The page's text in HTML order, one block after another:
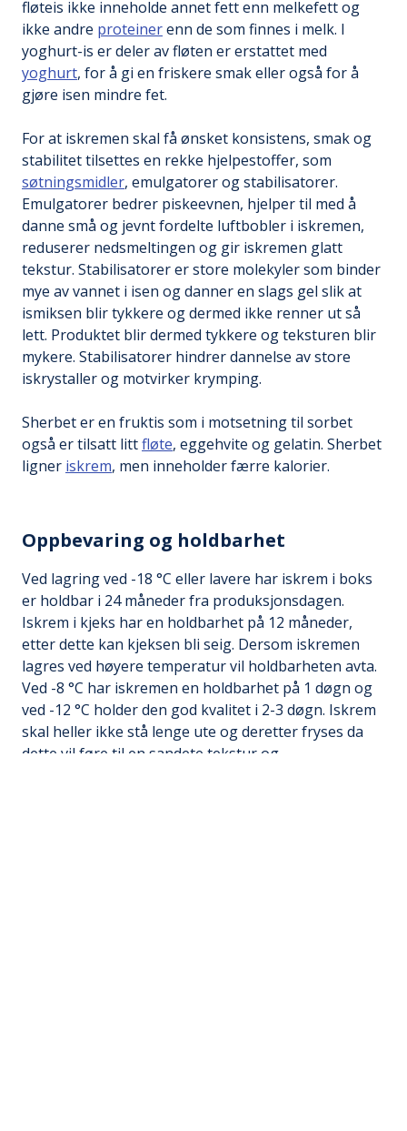
fløteis ikke inneholde annet fett enn melkefett og
ikke andre proteinerenn de som finnes i melk. I
yoghurt-is er deler av fløten er erstattet med
yoghurt, for å gi en friskere smak eller også for å
gjøre isen mindre fet.
For at iskremen skal få ønsket konsistens, smak og
stabilitet tilsettes en rekke hjelpestoffer, som
søtningsmidler, emulgatorer og stabilisatorer.
Emulgatorer bedrer piskeevnen, hjelper til med å
danne små og jevnt fordelte luftbobler i iskremen,
reduserer nedsmeltingen og gir iskremen glatt
tekstur. Stabilisatorer er store molekyler som binder
mye av vannet i isen og danner en slags gel slik at
ismiksen blir tykkere og dermed ikke renner ut så
lett. Produktet blir dermed tykkere og teksturen blir
mykere. Stabilisatorer hindrer dannelse av store
iskrystaller og motvirker krymping.
Sherbet er en fruktis som i motsetning til sorbet
også er tilsatt littfløte, eggehvite og gelatin. Sherbet
ligner iskrem, men inneholder færre kalorier.
Oppbevaring og holdbarhet
Ved lagring ved -18 °C eller lavere har iskrem i boks
er holdbar i 24 måneder fra produksjonsdagen.
Iskrem i kjeks har en holdbarhet på 12 måneder,
etter dette kan kjeksen bli seig. Dersom iskremen
lagres ved høyere temperatur vil holdbarheten avta.
Ved -8 °C har iskremen en holdbarhet på 1 døgn og
ved -12 °C holder den god kvalitet i 2-3 døgn. Iskrem
skal heller ikke stå lenge ute og deretter fryses da
dette vil føre til en sandete tekstur og